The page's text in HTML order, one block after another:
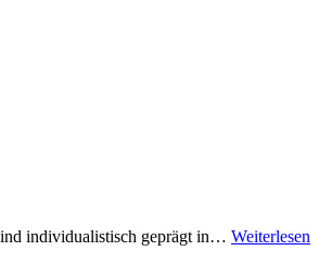
individualistisch geprägt in… Weiterlesen